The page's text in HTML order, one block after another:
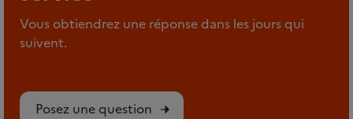
Vous obtiendrez une réponse dans les jours qui
suivent.
Posez une question